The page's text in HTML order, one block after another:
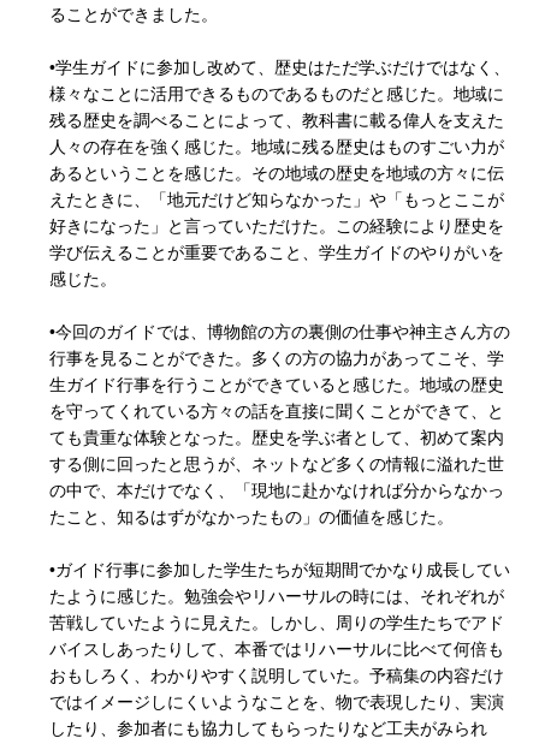
ることができました。
•学生ガイドに参加し改めて、歴史はただ学ぶだけではなく、
様々なことに活用できるものであるものだと感じた。地域に
残る歴史を調べることによって、教科書に載る偉人を支えた
人々の存在を強く感じた。地域に残る歴史はものすごい力が
あるということを感じた。その地域の歴史を地域の方々に伝
えたときに、「地元だけど知らなかった」や「もっとここが
好きになった」と言っていただけた。この経験により歴史を
学び伝えることが重要であること、学生ガイドのやりがいを
感じた。
•今回のガイドでは、博物館の方の裏側の仕事や神主さん方の
行事を見ることができた。多くの方の協力があってこそ、学
生ガイド行事を行うことができていると感じた。地域の歴史
を守ってくれている方々の話を直接に聞くことができて、と
ても貴重な体験となった。歴史を学ぶ者として、初めて案内
する側に回ったと思うが、ネットなど多くの情報に溢れた世
の中で、本だけでなく、「現地に赴かなければ分からなかっ
たこと、知るはずがなかったもの」の価値を感じた。
•ガイド行事に参加した学生たちが短期間でかなり成長してい
たように感じた。勉強会やリハーサルの時には、それぞれが
苦戦していたように見えた。しかし、周りの学生たちでアド
バイスしあったりして、本番ではリハーサルに比べて何倍も
おもしろく、わかりやすく説明していた。予稿集の内容だけ
ではイメージしにくいようなことを、物で表現したり、実演
したり、参加者にも協力してもらったりなど工夫がみられ